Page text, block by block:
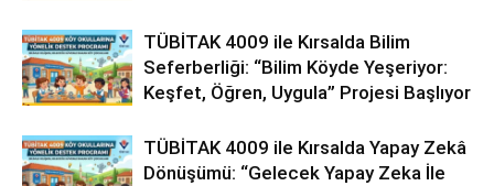
TÜBİTAK 4009 ile Kırsalda Bilim
Seferberliği: “Bilim Köyde Yeşeriyor:
Keşfet, Öğren, Uygula” Projesi Başlıyor
TÜBİTAK 4009 ile Kırsalda Yapay Zekâ
Dönüşümü: “Gelecek Yapay Zeka İle